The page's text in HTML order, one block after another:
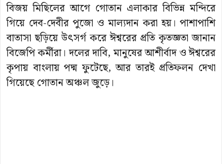
বিজয় মিছিলের আগে গোতান এলাকার বিভিন্ন মন্দিরে
গিয়ে দেব-দেবীর পুজো ও মাল্যদান করা হয়। পাশাপাশি
বাতাসা ছড়িয়ে উৎসর্গ করে ঈশ্বরের প্রতি কৃতজ্ঞতা জানান
বিজেপি কর্মীরা। দলের দাবি, মানুষের আশীর্বাদ ও ঈশ্বরের
কৃপায় বাংলায় পদ্ম ফুটেছে, আর তারই প্রতিফলন দেখা
গিয়েছে গোতান অঞ্চল জুড়ে।